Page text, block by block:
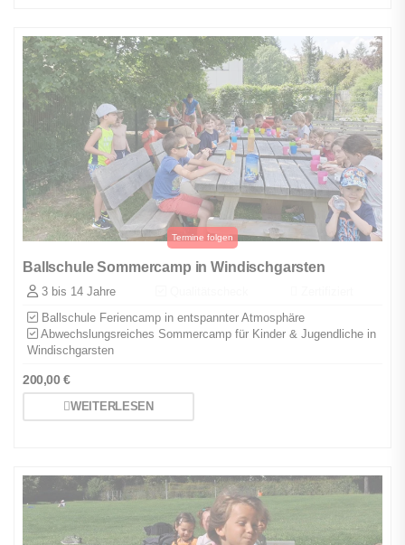
Ballschule Sommercamp in Windischgarsten
3 bis 14 Jahre
Ballschule Feriencamp in entspannter Atmosphäre
Abwechslungsreiches Sommercamp für Kinder & Jugendliche in
Windischgarsten
200,00€
WEITERLESEN